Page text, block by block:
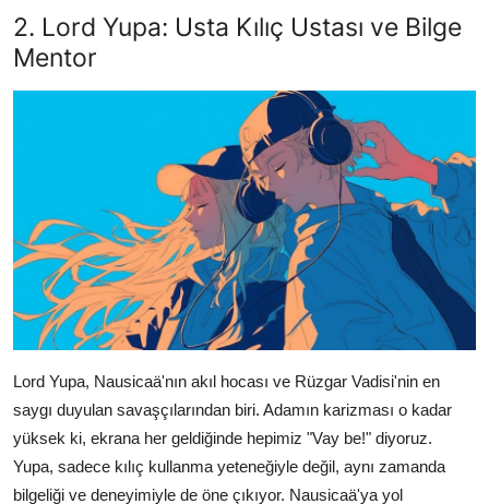
2. Lord Yupa: Usta Kılıç Ustası ve Bilge
Mentor
Lord Yupa, Nausicaä'nın akıl hocası ve Rüzgar Vadisi'nin en
saygı duyulan savaşçılarından biri. Adamın karizması o kadar
yüksek ki, ekrana her geldiğinde hepimiz "Vay be!" diyoruz.
Yupa, sadece kılıç kullanma yeteneğiyle değil, aynı zamanda
bilgeliği ve deneyimiyle de öne çıkıyor. Nausicaä'ya yol